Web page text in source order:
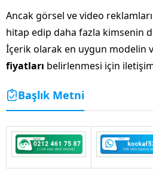
Ancak görsel ve video
hitap edip daha fazla kimsenin
İçerik olarak en uygun modelin
fiyatları belirlenmesi için
Başlık Metni